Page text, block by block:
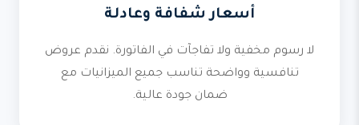
أسعار شفافة وعادلة
لا رسوم مخفية ولا تفاجآت في الفاتورة. نقدم عروض
تنافسية وواضحة تناسب جميع الميزانيات مع
ضمان جودة عالية.